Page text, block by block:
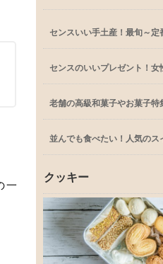
一
センスいい手土産！最旬～定
センスのいいプレゼント！女
老舗の高級和菓子やお菓子特
並んでも食べたい！人気のス
クッキー